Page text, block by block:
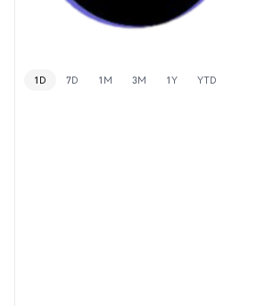
1D 7D 1M 3M 1Y YTD